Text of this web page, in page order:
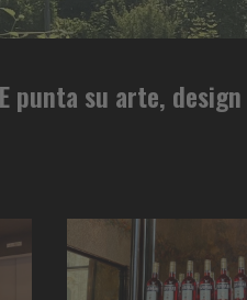
punta su arte, design